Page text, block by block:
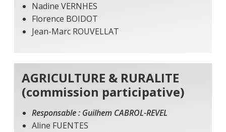
Nadine VERNHES
Florence BOIDOT
Jean-Marc ROUVELLAT
AGRICULTURE & RURALITE
(commission participative)
Responsable : Guilhem CABROL-REVEL
Aline FUENTES